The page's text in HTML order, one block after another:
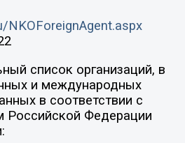
список организаций, в
и международных
в соответствии с
Российской Федерации